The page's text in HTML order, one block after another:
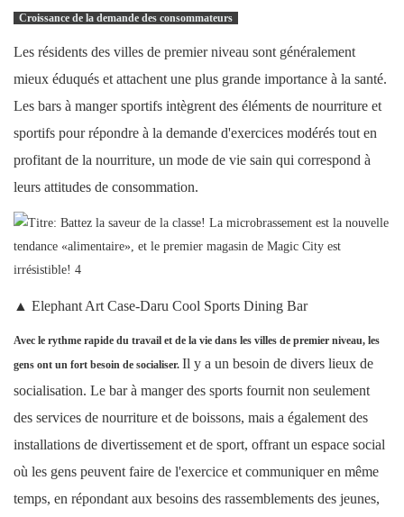
Croissance de la demande des consommateurs
Les résidents des villes de premier niveau sont généralement
mieux éduqués et attachent une plus grande importance à la santé.
Les bars à manger sportifs intègrent des éléments de nourriture et
sportifs pour répondre à la demande d'exercices modérés tout en
profitant de la nourriture, un mode de vie sain qui correspond à
leurs attitudes de consommation.
▲ Elephant Art Case-Daru Cool Sports Dining Bar
Avec le rythme rapide du travail et de la vie dans les villes de premier niveau, les
gens ont un fort besoin de socialiser. Il y a un besoin de divers lieux de
socialisation. Le bar à manger des sports fournit non seulement
des services de nourriture et de boissons, mais a également des
installations de divertissement et de sport, offrant un espace social
où les gens peuvent faire de l'exercice et communiquer en même
temps, en répondant aux besoins des rassemblements des jeunes,